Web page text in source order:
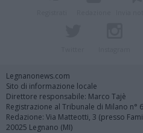
Legnanonews.com
Sito di informazione locale
Direttore responsabile: Marco Tajè
Registrazione al Tribunale di Milano n°
Redazione: Via Matteotti, 3 (presso
20025 Legnano (MI)